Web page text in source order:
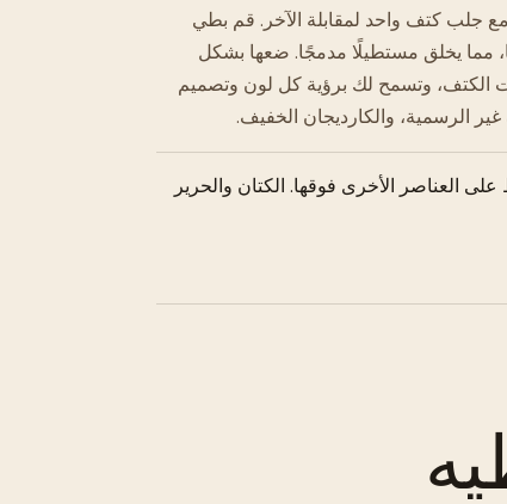
كتف واحد لمقابلة الآخر. قم بطي
مما يخلق مستطيلًا مدمجًا. ضعها بشكل
الكتف، وتسمح لك برؤية كل لون وتصميم
الرسمية، والكارديجان الخفيف.
العناصر الأخرى فوقها. الكتان والحرير